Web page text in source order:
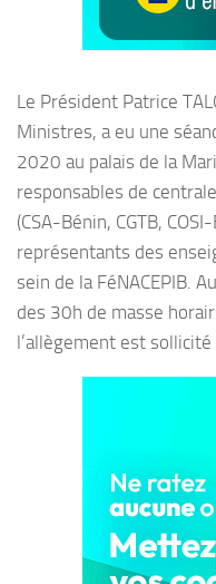
Le Président Patrice
Ministres, a eu une
2020 au palais de la
responsables de
(CSA-Bénin, CGTB,
représentants des
sein de la FéNACEPIB.
des 30h de masse
l’allègement est sollicité